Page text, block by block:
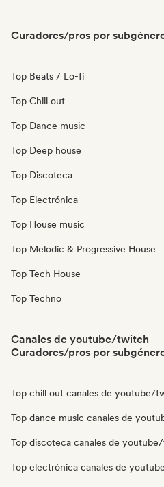
Curadores/pros por
Top Beats / Lo-fi
Top Chill out
Top Dance music
Top Deep house
Top Discoteca
Top Electrónica
Top House music
Top Melodic & Progressive House
Top Tech House
Top Techno
Canales de youtube/twitch
Curadores/pros por
Top chill out canales de youtube/
Top dance music canales de
Top discoteca canales de
Top electrónica canales de